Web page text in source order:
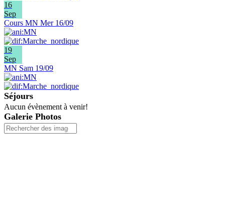
16
Sep
Cours MN Mer 16/09
19
Sep
MN Sam 19/09
Séjours
Aucun évènement à venir!
Galerie Photos